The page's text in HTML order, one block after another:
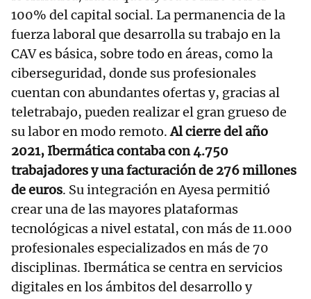
100% del capital social. La permanencia de la
fuerza laboral que desarrolla su trabajo en la
CAV es básica, sobre todo en áreas, como la
ciberseguridad, donde sus profesionales
cuentan con abundantes ofertas y, gracias al
teletrabajo, pueden realizar el gran grueso de
su labor en modo remoto.Al cierre del año
2021, Ibermática contaba con 4.750
trabajadores y una facturación de 276 millones
de euros. Su integración en Ayesa permitió
crear una de las mayores plataformas
tecnológicas a nivel estatal, con más de 11.000
profesionales especializados en más de 70
disciplinas. Ibermática se centra en servicios
digitales en los ámbitos del desarrollo y